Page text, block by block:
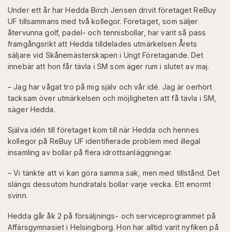
Under ett år har Hedda Birch Jensen drivit företaget ReBuy
UF tillsammans med två kollegor. Företaget, som säljer
återvunna golf, padel- och tennisbollar, har varit så pass
framgångsrikt att Hedda tilldelades utmärkelsen Årets
säljare vid Skånemästerskapen i Ungt Företagande. Det
innebär att hon får tävla i SM som äger rum i slutet av maj.
– Jag har vågat tro på mig själv och vår idé. Jag är oerhört
tacksam över utmärkelsen och möjligheten att få tävla i SM,
säger Hedda.
Själva idén till företaget kom till när Hedda och hennes
kollegor på ReBuy UF identifierade problem med illegal
insamling av bollar på flera idrottsanläggningar.
– Vi tänkte att vi kan göra samma sak, men med tillstånd. Det
slängs dessutom hundratals bollar varje vecka. Ett enormt
svinn.
Hedda går åk 2 på försäljnings- och serviceprogrammet på
Affärsgymnasiet i Helsingborg. Hon har alltid varit nyfiken på